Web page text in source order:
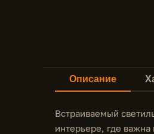
Описание
Встраиваемый
интерьере, где